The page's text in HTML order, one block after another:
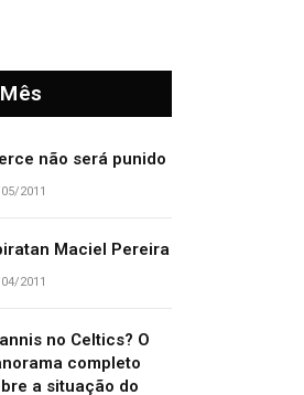
não será punido
2011
Maciel Pereira
2011
no Celtics? O
completo
a situação do